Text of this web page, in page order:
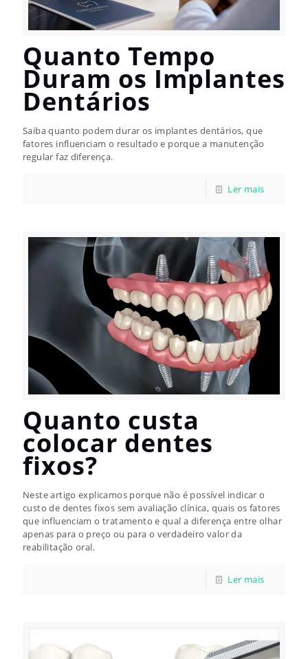
Quanto Tempo
Duram os Implantes
Dentários
Saiba quanto podem durar os implantes dentários, que
fatores influenciam o resultado e porque a manutenção
regular faz diferença.
Quanto custa
colocar dentes
fixos?
Neste artigo explicamos porque não é possível indicar o
custo de dentes fixos sem avaliação clínica, quais os fatores
que influenciam o tratamento e qual a diferença entre olhar
apenas para o preço ou para o verdadeiro valor da
reabilitação oral.